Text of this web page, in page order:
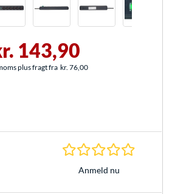
143,90
plus fragt fra kr. 76,00
Anmeld nu